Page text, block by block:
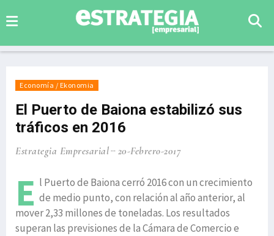
Economía / Ekonomia
El Puerto de Baiona estabilizó sus
tráficos en 2016
Estrategia Empresarial 20-Febrero-2017
E l Puerto de Baiona cerró 2016 con un crecimiento
de medio punto, con relación al año anterior, al
mover 2,33 millones de toneladas. Los resultados
superan las previsiones de la Cámara de Comercio e